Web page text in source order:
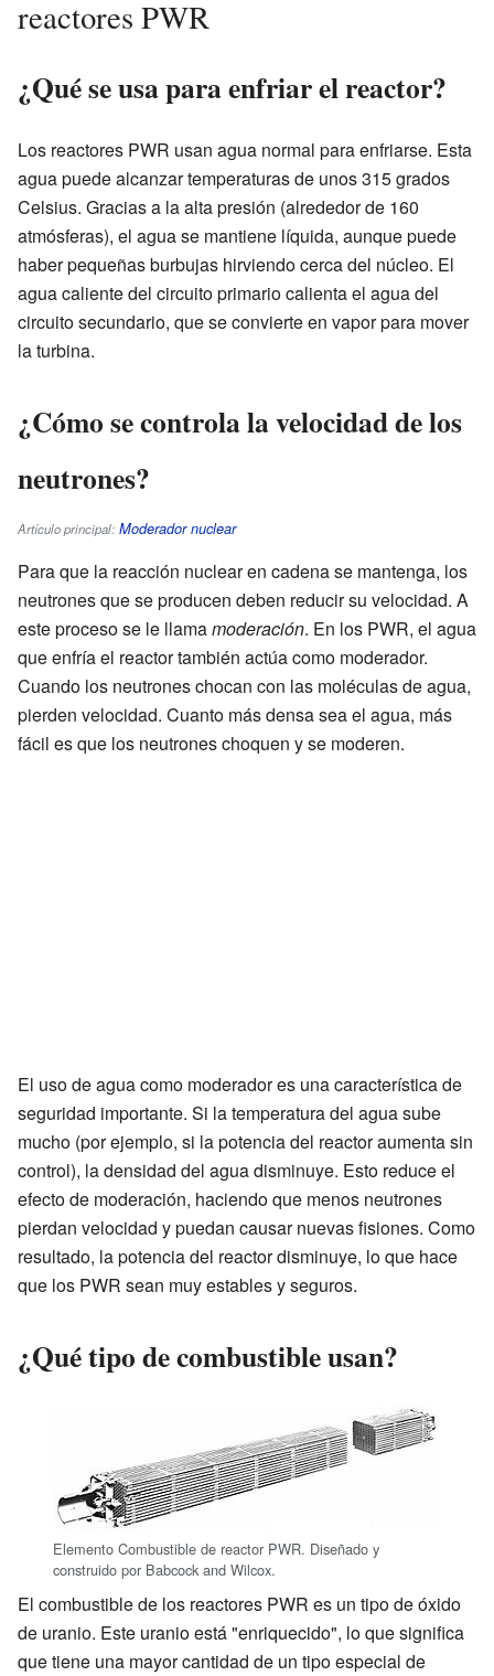
reactores PWR
¿Qué se usa para enfriar el reactor?
Los reactores PWR usan agua normal para enfriarse. Esta
agua puede alcanzar temperaturas de unos 315 grados
Celsius. Gracias a la alta presión (alrededor de 160
atmósferas), el agua se mantiene líquida, aunque puede
haber pequeñas burbujas hirviendo cerca del núcleo. El
agua caliente del circuito primario calienta el agua del
circuito secundario, que se convierte en vapor para mover
la turbina.
¿Cómo se controla la velocidad de los
neutrones?
Artículo principal: Moderador nuclear
Para que la reacción nuclear en cadena se mantenga, los
neutrones que se producen deben reducir su velocidad. A
este proceso se le llamamoderación. En los PWR, el agua
que enfría el reactor también actúa como moderador.
Cuando los neutrones chocan con las moléculas de agua,
pierden velocidad. Cuanto más densa sea el agua, más
fácil es que los neutrones choquen y se moderen.
El uso de agua como moderador es una característica de
seguridad importante. Si la temperatura del agua sube
mucho (por ejemplo, si la potencia del reactor aumenta sin
control), la densidad del agua disminuye. Esto reduce el
efecto de moderación, haciendo que menos neutrones
pierdan velocidad y puedan causar nuevas fisiones. Como
resultado, la potencia del reactor disminuye, lo que hace
que los PWR sean muy estables y seguros.
¿Qué tipo de combustible usan?
Elemento Combustible de reactor PWR. Diseñado y
construido por Babcock and Wilcox.
El combustible de los reactores PWR es un tipo de óxido
de uranio. Este uranio está "enriquecido", lo que significa
que tiene una mayor cantidad de un tipo especial de